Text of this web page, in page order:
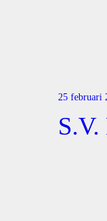
25 februari